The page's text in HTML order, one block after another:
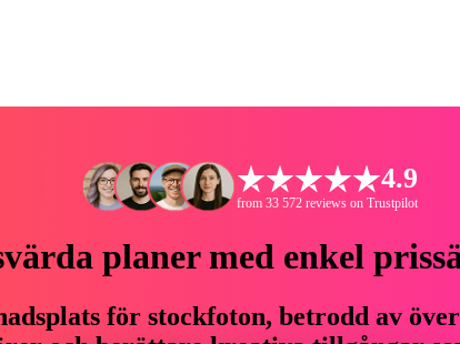
4.9
from 33 572 reviews on Trustpilot
planer med enkel
för stockfoton, betrodd av